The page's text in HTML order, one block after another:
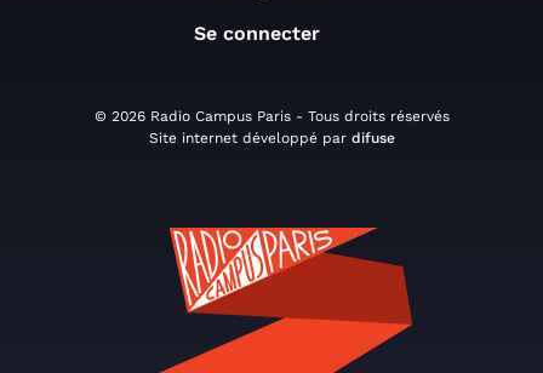
Se connecter
© 2026 Radio Campus Paris - Tous droits réservés
Site internet développé par difuse